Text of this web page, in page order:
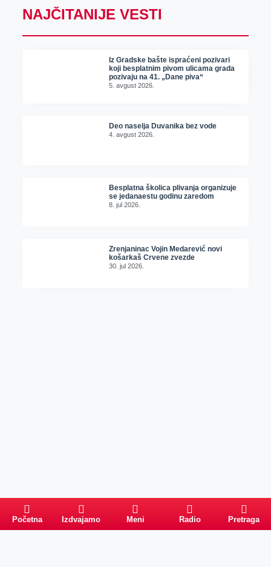
NAJČITANIJE VESTI
Iz Gradske bašte ispraćeni pozivari
koji besplatnim pivom ulicama grada
pozivaju na 41. „Dane piva“
5. avgust 2026.
Deo naselja Duvanika bez vode
4. avgust 2026.
Besplatna školica plivanja organizuje
se jedanaestu godinu zaredom
8. jul 2026.
Zrenjaninac Vojin Medarević novi
košarkaš Crvene zvezde
30. jul 2026.
Početna Izdvajamo Meni Radio Pretraga